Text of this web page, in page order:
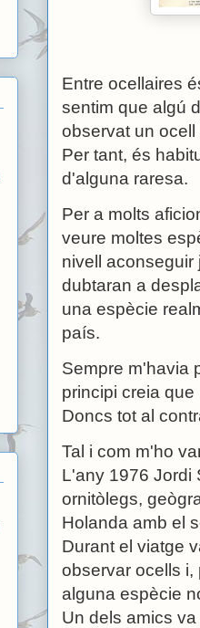
Entre ocellaires
sentim que algú
observat un
Per tant, és
d'alguna raresa.
Per a molts
veure moltes
nivell aconseguir
dubtaran a
una espècie
país.
Sempre m'havia
principi creia
Doncs tot al
Tal i com m'ho
L'any 1976 Jordi
ornitòlegs,
Holanda amb el
Durant el viatge
observar ocells i,
alguna espècie
Un dels amics